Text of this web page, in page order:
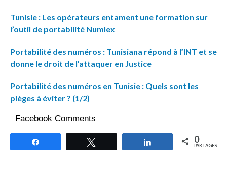
Tunisie : Les opérateurs entament une formation sur
l’outil de portabilité Numlex
Portabilité des numéros : Tunisiana répond à l’INT et se
donne le droit de l’attaquer en Justice
Portabilité des numéros en Tunisie : Quels sont les
pièges à éviter ? (1/2)
Facebook Comments
Partagez 0
PARTAGES